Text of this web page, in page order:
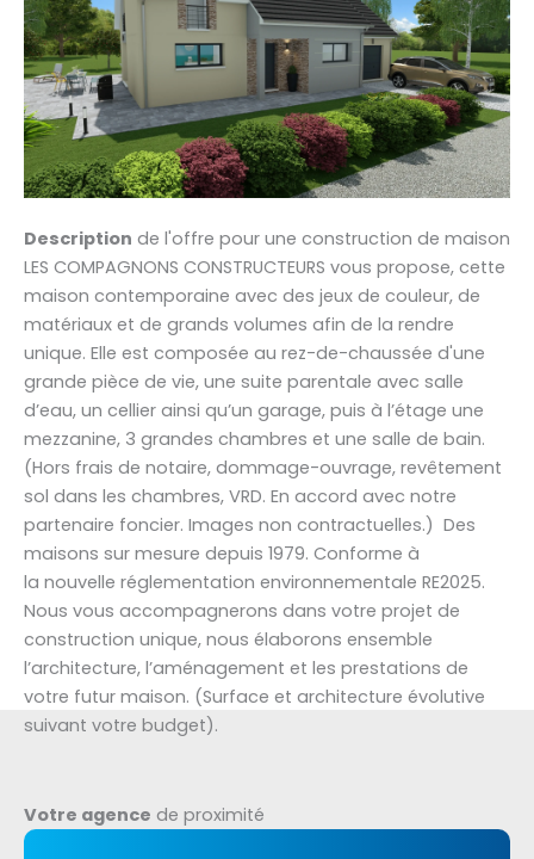
Description de l'offre pour une construction de maison
LES COMPAGNONS CONSTRUCTEURS vous propose, cette
maison contemporaine avec des jeux de couleur, de
matériaux et de grands volumes afin de la rendre
unique. Elle est composée au rez-de-chaussée d'une
grande pièce de vie, une suite parentale avec salle
d’eau, un cellier ainsi qu’un garage, puis à l’étage une
mezzanine, 3 grandes chambres et une salle de bain.
(Hors frais de notaire, dommage-ouvrage, revêtement
sol dans les chambres, VRD. En accord avec notre
partenaire foncier. Images non contractuelles.) Des
maisons sur mesure depuis 1979. Conforme à
la nouvelle réglementation environnementale RE2025.
Nous vous accompagnerons dans votre projet de
construction unique, nous élaborons ensemble
l’architecture, l’aménagement et les prestations de
votre futur maison. (Surface et architecture évolutive
suivant votre budget).
Votre agence de proximité